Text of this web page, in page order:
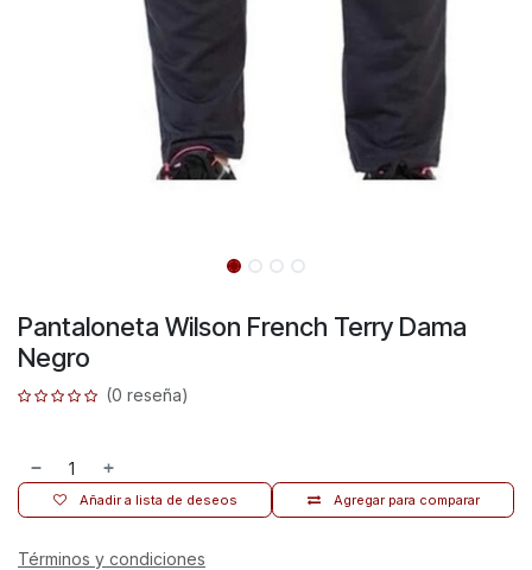
Pantaloneta Wilson French Terry Dama
Negro
(0 reseña)
Agregar para comparar
Añadir a lista de deseos
Términos y condiciones